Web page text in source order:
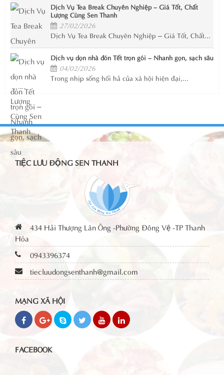
Dịch Vụ Tea Break Chuyên Nghiệp – Giá Tốt, Chất
Lượng Cùng Sen Thanh
27/02/2026
Dịch Vụ Tea Break Chuyên Nghiệp – Giá Tốt, Chất...
Dịch vụ dọn nhà đón Tết trọn gói – Nhanh gọn, sạch sâu
04/02/2026
Trong nhịp sống hối hả của xã hội hiện đại,...
TIỆC LƯU ĐỘNG SEN THANH
434 Hải Thượng Lãn Ông -Phường Đông Vệ -TP Thanh
Hóa
0943396374
tiecluudongsenthanh@gmail.com
MẠNG XÃ HỘI
FACEBOOK